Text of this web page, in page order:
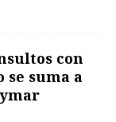
con
se suma a